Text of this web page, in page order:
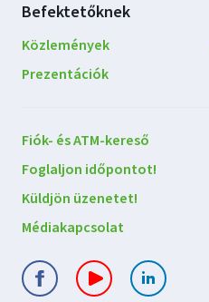
Befektetőknek
Közlemények
Prezentációk
Lépjen
kapcsolatba
velünk
Fiók- és ATM-kereső
Foglaljon időpontot!
Küldjön üzenetet!
Médiakapcsolat